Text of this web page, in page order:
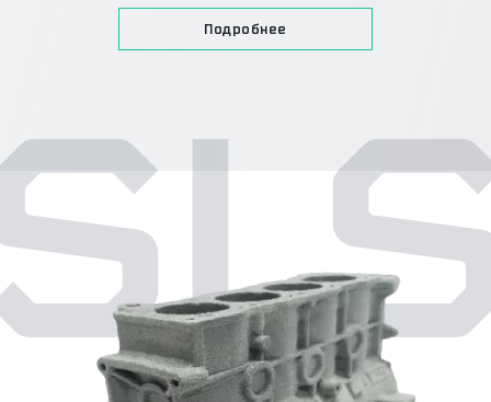
Подробнее